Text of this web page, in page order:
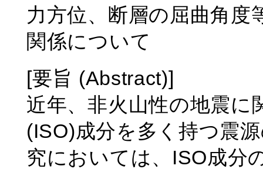
力方位、断層の屈曲角
関係について
[要旨 (Abstract)]
近年、非火山性の地震に
(ISO)成分を多く持つ震
究においては、ISO成分